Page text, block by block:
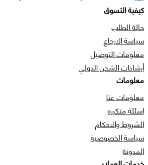
كيفية التسوق
حالة الطلب
سياسة الارجاع
معلومات التوصيل
أرشادات الشحن الدولي
معلومات
معلومات عنا
اسئلة متكرره
الشروط والاحكام
سياسة الخصوصية
المدونة